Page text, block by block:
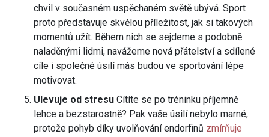
chvil v současném uspěchaném světě ubývá. Sport
proto představuje skvělou příležitost, jak si takových
momentů užít. Během nich se sejdeme s podobně
naladěnými lidmi, navážeme nová přátelství a sdílené
cíle i společné úsilí más budou ve sportování lépe
motivovat.
Ulevuje od stresu Cítíte se po tréninku příjemně
lehce a bezstarostně? Pak vaše úsilí nebylo marné,
protože pohyb díky uvolňování endorfinů zmírňuje